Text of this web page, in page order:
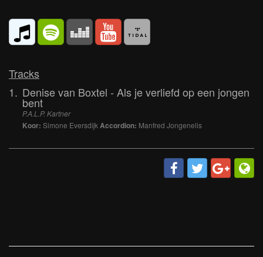
Tracks
1. Denise van Boxtel - Als je verliefd op een jongen
bent
P.A.L.P. Kartner
Koor: Simone Eversdijk Accordion: Manfred Jongenelis